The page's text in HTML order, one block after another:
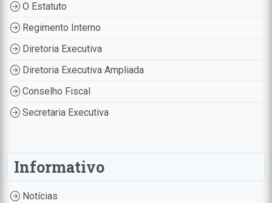
O Estatuto
Regimento Interno
Diretoria Executiva
Diretoria Executiva Ampliada
Conselho Fiscal
Secretaria Executiva
Informativo
Notícias